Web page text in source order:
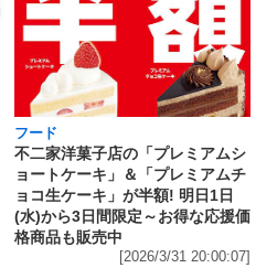
フード
不二家洋菓子店の「プレミアムシ
ョートケーキ」＆「プレミアムチ
ョコ生ケーキ」が半額! 明日1日
(水)から3日間限定～お得な応援価
格商品も販売中
[2026/3/31 20:00:07]